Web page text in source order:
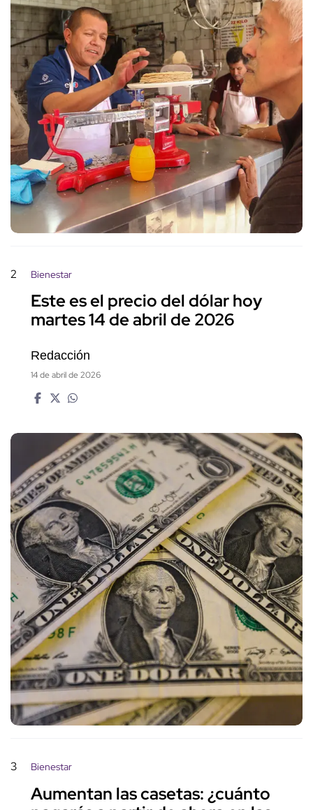
2 Bienestar
Este es el precio del dólar hoy
martes 14 de abril de 2026
Redacción
14 de abril de 2026
3 Bienestar
Aumentan las casetas: ¿cuánto